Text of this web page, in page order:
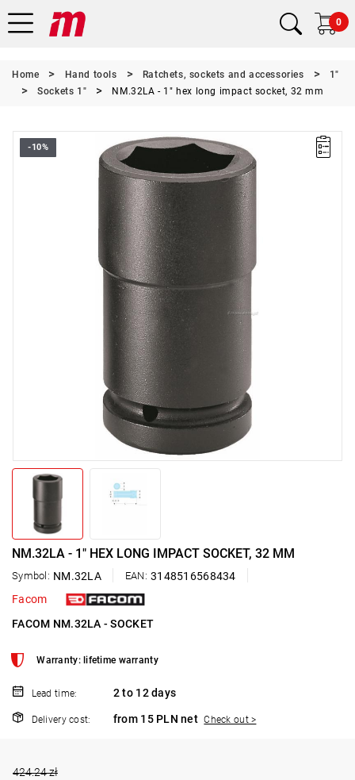
0
Home Hand tools Ratchets, sockets and accessories
1"
Sockets 1"
NM.32LA - 1" hex long impact socket, 32 mm
-10%
NM.32LA - 1" HEX LONG IMPACT SOCKET, 32 MM
Symbol: NM.32LA EAN: 3148516568434
Facom
FACOM NM.32LA - SOCKET
Warranty: lifetime warranty
Lead time: 2 to 12 days
Delivery cost: from 15 PLN net Check out >
424.24 zł